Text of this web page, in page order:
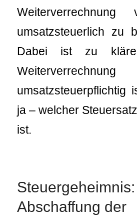
umsatzsteuerlich zu
Dabei ist zu
Weiterverrechnung
umsatzsteuerpflichtig
ja – welcher
ist.
Steuergeheimnis:
Abschaffung der